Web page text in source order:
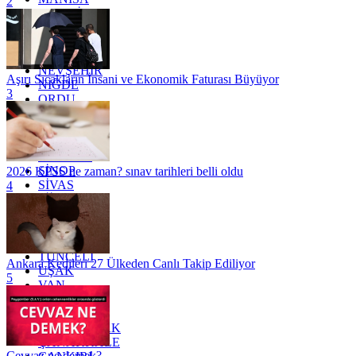
MARDİN
MERSİN
MUĞLA
MUŞ
NEVŞEHİR
NİĞDE
ORDU
OSMANİYE
RİZE
SAKARYA
SAMSUN
SİNOP
SİVAS
SİİRT
TEKİRDAĞ
TOKAT
TRABZON
TUNCELİ
UŞAK
VAN
YALOVA
YOZGAT
ZONGULDAK
ÇANAKKALE
Aşırı Sıcakların İnsani ve Ekonomik Faturası Büyüyor
3
2026 KPSS ne zaman? sınav tarihleri belli oldu
4
Ankara Kedileri 27 Ülkeden Canlı Takip Ediliyor
5